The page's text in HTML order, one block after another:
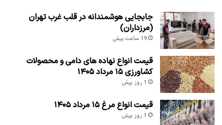
جابجایی هوشمندانه در قلب غرب تهران
(مرزداران)
19 ساعت پیش
قیمت انواع نهاده های دامی و محصولات
کشاورزی ۱۵ مرداد ۱۴۰۵
1 روز پیش
قیمت انواع مرغ ۱۵ مرداد ۱۴۰۵
1 روز پیش